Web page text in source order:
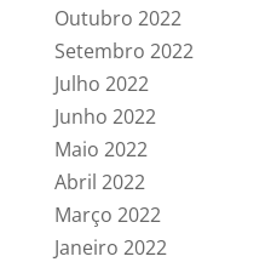
Outubro 2022
Setembro 2022
Julho 2022
Junho 2022
Maio 2022
Abril 2022
Março 2022
Janeiro 2022